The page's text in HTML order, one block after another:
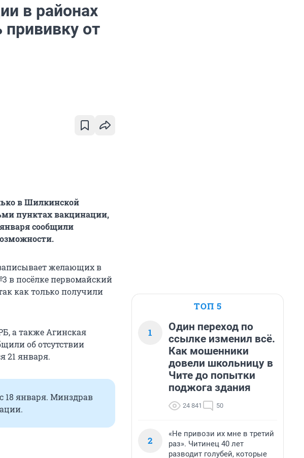
в районах
прививку от
в Шилкинской
пунктах вакцинации,
сообщили
желающих в
в посёлке первомайский
как только получили
а также Агинская
об отсутствии
21 января.
18 января. Минздрав
ТОП 5
1
Один переход по
ссылке изменил всё.
Как мошенники
довели школьницу в
Чите до попытки
поджога здания
24 841 50
2
«Не привози их мне в третий
раз». Читинец 40 лет
разводит голубей, которые